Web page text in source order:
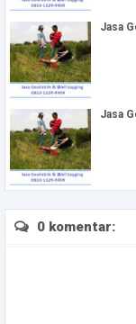
Jasa
Jasa
0 komentar: